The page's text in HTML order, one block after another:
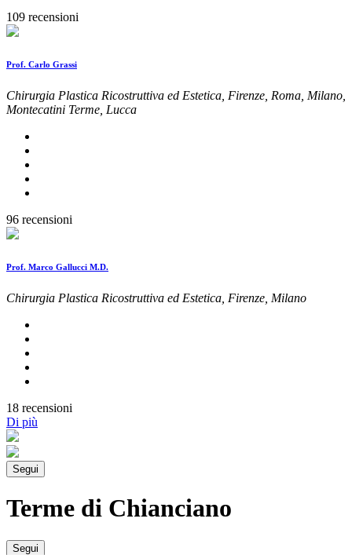
109 recensioni
Prof. Carlo Grassi
Chirurgia Plastica Ricostruttiva ed Estetica, Firenze, Roma, Milano,
Montecatini Terme, Lucca
96 recensioni
Prof. Marco Gallucci M.D.
Chirurgia Plastica Ricostruttiva ed Estetica, Firenze, Milano
18 recensioni
Di più
Segui
Terme di Chianciano
Segui